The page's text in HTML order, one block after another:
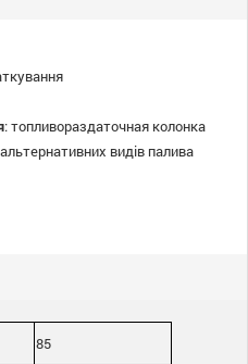
:топливораздаточная колонка
видів палива
85